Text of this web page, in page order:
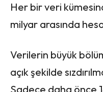
Her bir veri
milyar arasında
Verilerin büyük
açık şekilde
Sadece daha önce